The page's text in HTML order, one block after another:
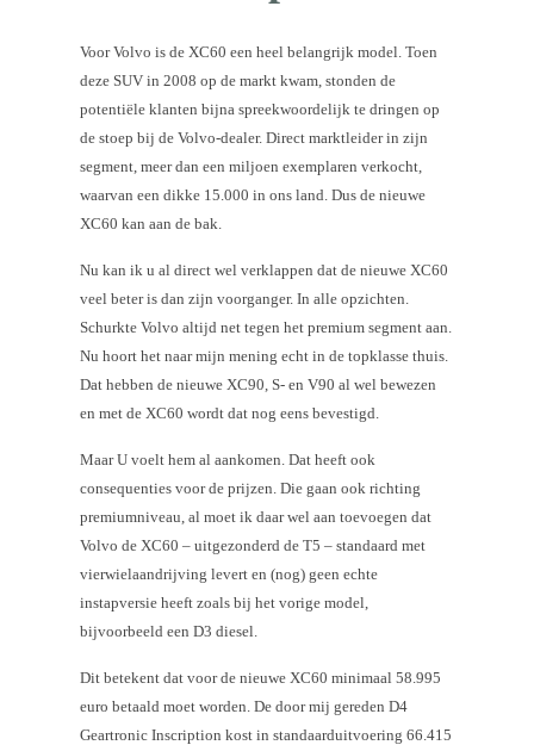
Voor Volvo is de XC60 een heel belangrijk model. Toen
deze SUV in 2008 op de markt kwam, stonden de
potentiële klanten bijna spreekwoordelijk te dringen op
de stoep bij de Volvo-dealer. Direct marktleider in zijn
segment, meer dan een miljoen exemplaren verkocht,
waarvan een dikke 15.000 in ons land. Dus de nieuwe
XC60 kan aan de bak.
Nu kan ik u al direct wel verklappen dat de nieuwe XC60
veel beter is dan zijn voorganger. In alle opzichten.
Schurkte Volvo altijd net tegen het premium segment aan.
Nu hoort het naar mijn mening echt in de topklasse thuis.
Dat hebben de nieuwe XC90, S- en V90 al wel bewezen
en met de XC60 wordt dat nog eens bevestigd.
Maar U voelt hem al aankomen. Dat heeft ook
consequenties voor de prijzen. Die gaan ook richting
premiumniveau, al moet ik daar wel aan toevoegen dat
Volvo de XC60 – uitgezonderd de T5 – standaard met
vierwielaandrijving levert en (nog) geen echte
instapversie heeft zoals bij het vorige model,
bijvoorbeeld een D3 diesel.
Dit betekent dat voor de nieuwe XC60 minimaal 58.995
euro betaald moet worden. De door mij gereden D4
Geartronic Inscription kost in standaarduitvoering 66.415